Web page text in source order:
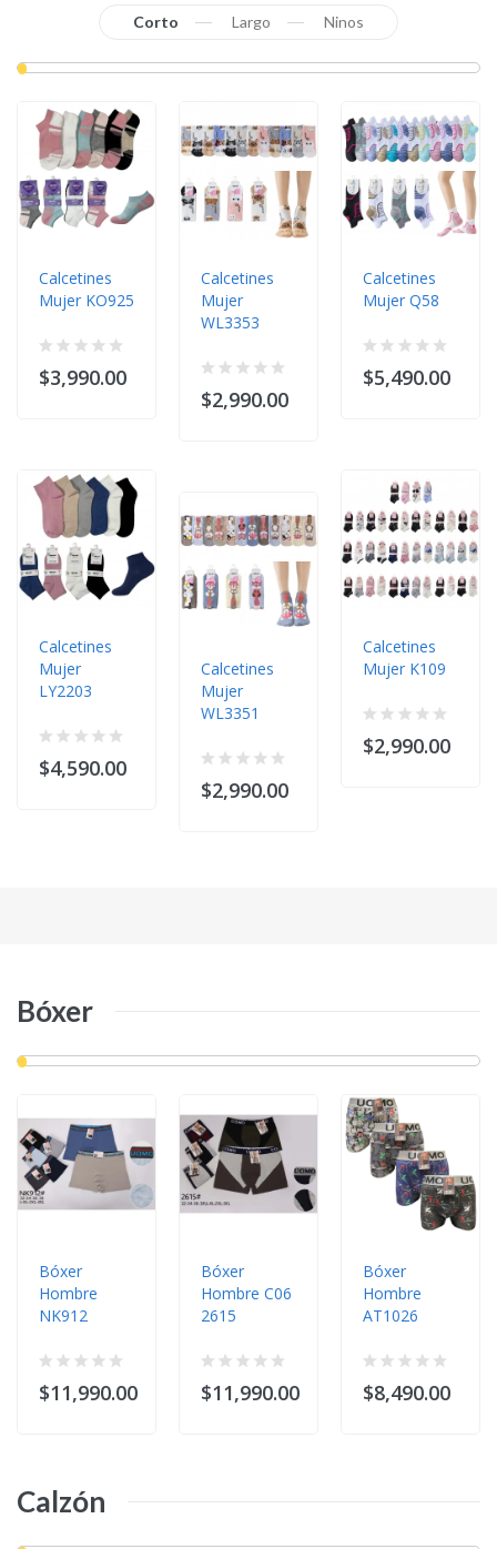
Corto Largo Ninos
Calcetines
Mujer KO925
$3,990.00
Calcetines
Mujer
LY2203
$4,590.00
Calcetines
Mujer
WL3353
$2,990.00
Calcetines
Mujer
WL3351
$2,990.00
Calcetines
Mujer Q58
$5,490.00
Calcetines
Mujer K109
$2,990.00
Bóxer
Bóxer
Hombre
NK912
$11,990.00
Bóxer
Hombre C06
2615
$11,990.00
Bóxer
Hombre
AT1026
$8,490.00
Calzón